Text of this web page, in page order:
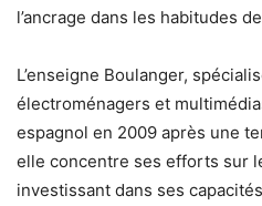
l’ancrage dans les habitudes
L’enseigne Boulanger,
électroménagers et
espagnol en 2009 après une
elle concentre ses efforts sur
investissant dans ses